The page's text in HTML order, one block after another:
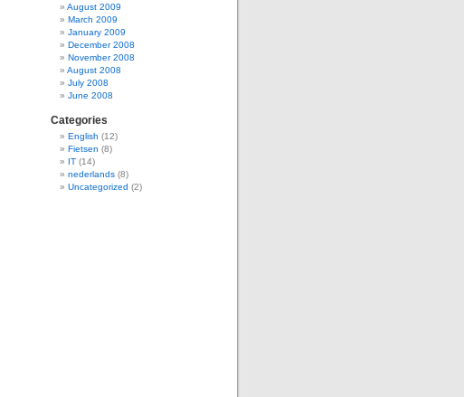
August 2009
March 2009
January 2009
December 2008
November 2008
August 2008
July 2008
June 2008
Categories
English (12)
Fietsen (8)
IT (14)
nederlands (8)
Uncategorized (2)